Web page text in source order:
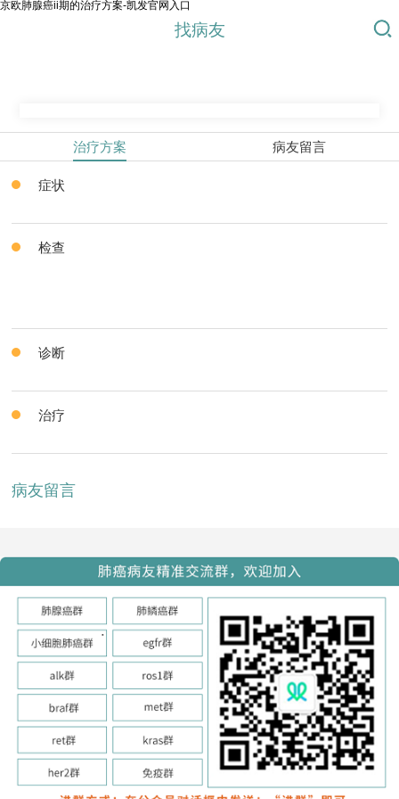
京欧肺腺癌ii期的治疗方案-凯发官网入口
找病友
治疗方案 病友留言
症状
检查
诊断
治疗
病友留言